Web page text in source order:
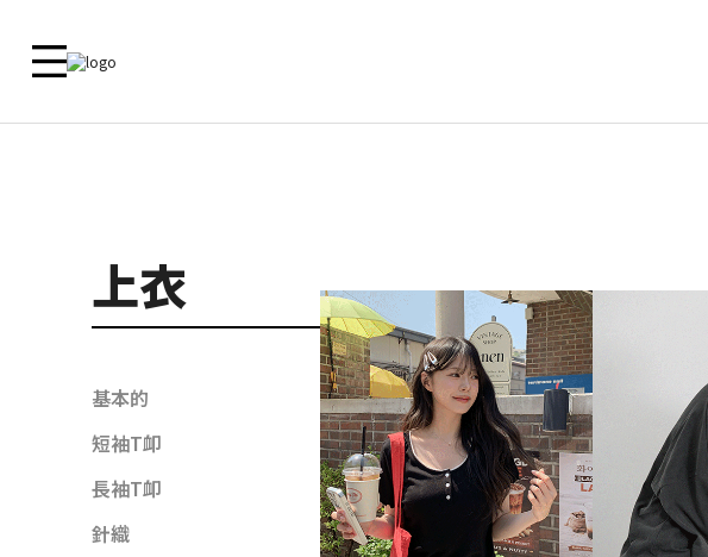
客服中心
常見問題
襯衫
褲子
裙子
内衣
鞋子
飾品
鞋子
洋裝
裙子
褲子
Zero Line
ETC
内衣
Homewear
上衣
基本的
短袖T卹
長袖T卹
針織